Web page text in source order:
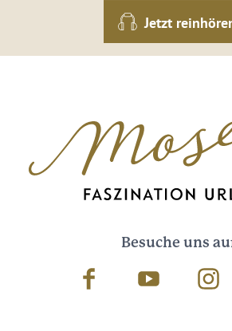
Jetzt
Besuche uns
Facebook Youtube